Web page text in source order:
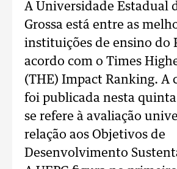
A Universidade Estadual
Grossa está entre as
instituições de ensino do
acordo com o Times
(THE) Impact Ranking. A
foi publicada nesta
se refere à avaliação
relação aos Objetivos de
Desenvolvimento